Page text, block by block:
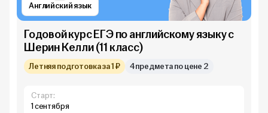
Английский язык
Годовой курс ЕГЭ по английскому языку с
Шерин Келли (11 класс)
Летняя подготовка за 1 ₽ 4 предмета по цене 2
Старт:
1 сентября